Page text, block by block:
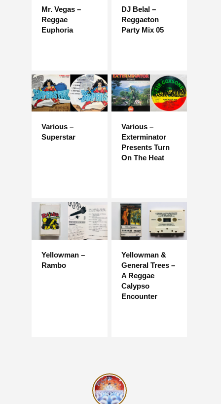
Mr. Vegas –
Reggae
Euphoria
DJ Belal –
Reggaeton
Party Mix 05
Various –
Superstar
Various –
Exterminator
Presents Turn
On The Heat
Yellowman –
Rambo
Yellowman &
General Trees –
A Reggae
Calypso
Encounter